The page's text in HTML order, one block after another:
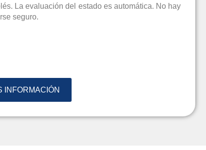
La evaluación del estado es automática. No hay
seguro.
INFORMACIÓN